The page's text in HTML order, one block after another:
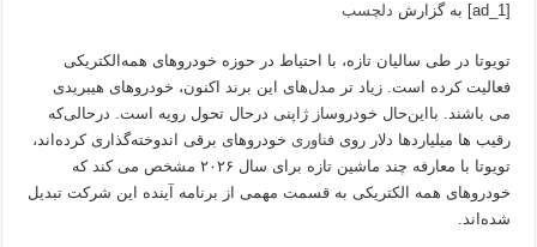
[ad_1] به گزارش دلچسب
تویوتا در طی سالیان تازه، با احتیاط در حوزه خودروهای همه‌الکتریکی
فعالیت کرده است. زیاد تر مدل‌های این برند اکنون، خودروهای هیبریدی
می باشند. با‌این‌حال خودروساز ژاپنی درحال تحول رویه است. درحالی‌که
رقیب ها میلیاردها دلار رویفناوری خودروهای برقی اندوخته‌گذاری کرده‌اند،
تویوتا با معارفه چند ماشین تازه برای سال ۲۰۲۶ مشخص می کند که
خودروهای همه الکتریکی به قسمت مهمی از برنامه آینده این شرکت تبدیل
شده‌اند.